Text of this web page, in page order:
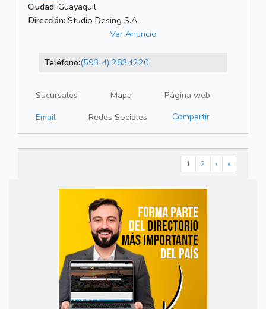
Ciudad: Guayaquil
Dirección: Studio Desing S.A.
Ver Anuncio
Teléfono:(593 4) 2834220
Sucursales Mapa
Página web
Email
Redes Sociales Compartir
1 2 › »